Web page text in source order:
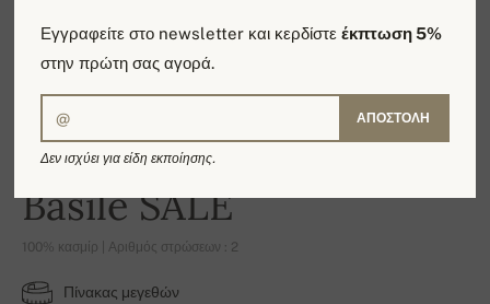
-18%
Basile SALE
100% κασμίρ | Αριθμός στρώσεων : 2
Πίνακας μεγεθών
Εγγραφείτε στο newsletter και κερδίστεέκπτωση 5%
στην πρώτη σας αγορά.
ΑΠΟΣΤΟΛΉ
Δεν ισχύει για είδη εκποίησης.